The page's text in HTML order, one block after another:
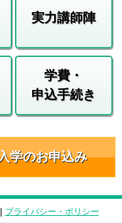
実力講師陣
学費・
申込手続き
学のお申込み
プライバシー・ポリシー